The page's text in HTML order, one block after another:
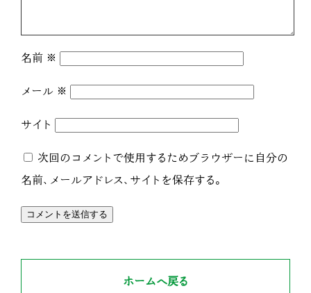
名前 ※
メール ※
サイト
次回のコメントで使用するためブラウザーに自分の
名前、メールアドレス、サイトを保存する。
ホームへ戻る